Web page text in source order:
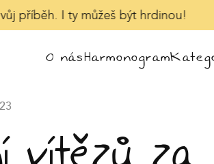
příběh. I ty můžeš být hrdinou!
O násHarmonogram